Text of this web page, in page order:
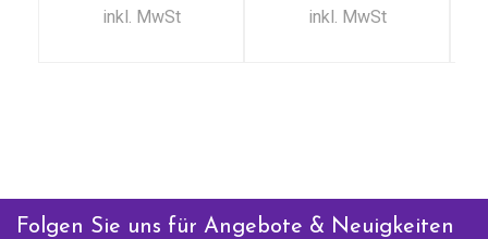
+ 31 (0)85 13 00 990
inkl. MwSt
inkl. MwSt
Folgen Sie uns für Angebote & Neuigkeiten